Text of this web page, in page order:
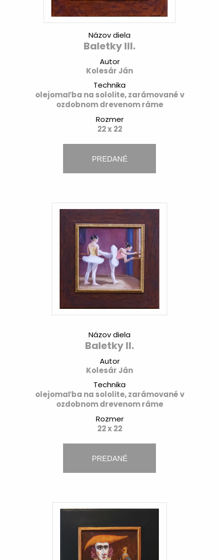
Názov diela
Baletky III.
Autor
Kolesár Ján
Technika
olejomaľba na sololite, zarámované v
ozdobnom drevenom ráme
Rozmer
22 x 22
PREDANÉ
Názov diela
Baletky II.
Autor
Kolesár Ján
Technika
olejomaľba na sololite, zarámované v
ozdobnom drevenom ráme
Rozmer
22 x 22
PREDANÉ